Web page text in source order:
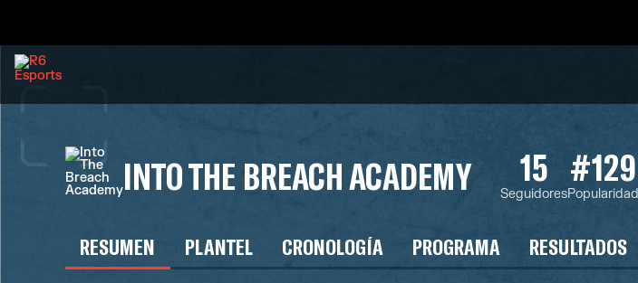
INTO THE BREACH ACADEMY 15
Seguidores
#129
Popularidad
RESUMEN PLANTEL CRONOLOGÍA PROGRAMA RESULTADOS